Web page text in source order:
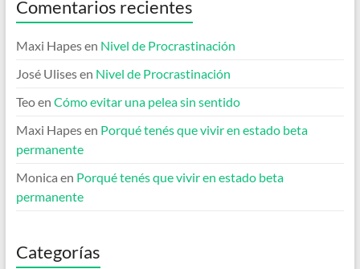
Comentarios recientes
Maxi Hapesen Nivel de Procrastinación
José Ulisesen Nivel de Procrastinación
Teoen Cómo evitar una pelea sin sentido
Maxi Hapesen Porqué tenés que vivir en estado beta
permanente
Monica en Porqué tenés que vivir en estado beta
permanente
Categorías